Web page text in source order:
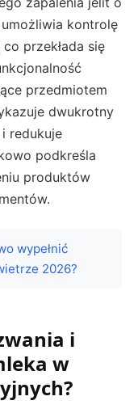
kontrolę
przekłada się
przedmiotem
dwukrotny
redukuje
podkreśla
produktów
wypełnić
2026?
i
w